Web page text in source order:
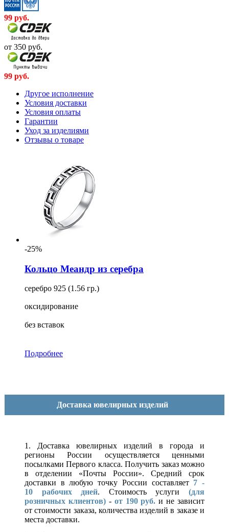
99 руб.
от 350 руб.
99 руб.
Другое исполнение
Условия доставки
Условия оплаты
Гарантии
Уход за изделиями
Отзывы о товаре
-25%
Кольцо Меандр из серебра
серебро 925 (1.56 гр.)
оксидирование
без вставок
Подробнее
Доставка ювелирных изделий
1. Доставка ювелирных изделий в города и
регионы России осуществляется ценными
посылками Первого класса. Получить заказ можно
в отделении «Почты России». Средний срок
доставки в любую точку России составляет 7 -
10 рабочих дней. Стоимость услуги(для
розничных клиентов)- от 190 руб. и не зависит
от стоимости заказа, количества изделий в заказе и
места доставки.